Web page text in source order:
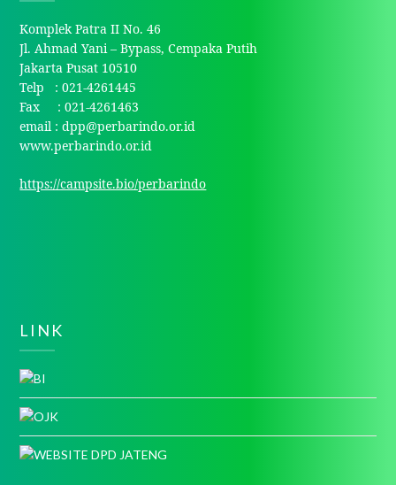
Komplek Patra II No. 46
Jl. Ahmad Yani – Bypass, Cempaka Putih
Jakarta Pusat 10510
Telp : 021-4261445
Fax : 021-4261463
email : dpp@perbarindo.or.id
www.perbarindo.or.id
https://campsite.bio/perbarindo
LINK